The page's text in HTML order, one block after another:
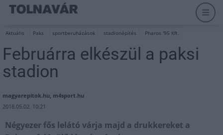
Aktuális Paks sportberuházások stadionépítés Pharos '95 Kft.
Februárra elkészül a paksi
stadion
magyarepitok.hu, m4sport.hu
2018.05.02. 10:21
Négyezer fős lelátó várja majd a drukkereket a